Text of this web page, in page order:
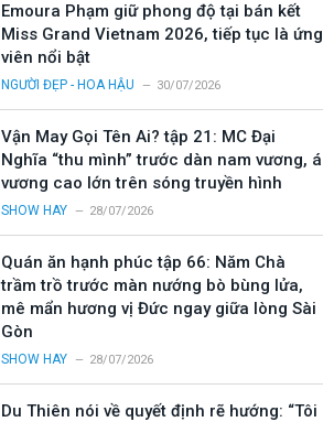
Emoura Phạm giữ phong độ tại bán kết
Miss Grand Vietnam 2026, tiếp tục là ứng
viên nổi bật
NGƯỜI ĐẸP - HOA HẬU 30/07/2026
Vận May Gọi Tên Ai? tập 21: MC Đại
Nghĩa “thu mình” trước dàn nam vương, á
vương cao lớn trên sóng truyền hình
SHOW HAY 28/07/2026
Quán ăn hạnh phúc tập 66: Năm Chà
trầm trồ trước màn nướng bò bùng lửa,
mê mẩn hương vị Đức ngay giữa lòng Sài
Gòn
SHOW HAY 28/07/2026
Du Thiên nói về quyết định rẽ hướng: “Tôi